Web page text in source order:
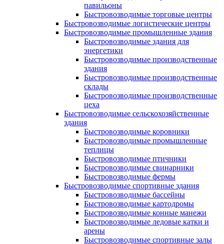
павильоны
Быстровозводимые торговые центры
Быстровозводимые логистические центры
Быстровозводимые промышленные здания
Быстровозводимые здания для
энергетики
Быстровозводимые производственные
здания
Быстровозводимые производственные
склады
Быстровозводимые производственные
цеха
Быстровозводимые сельскохозяйственные
здания
Быстровозводимые коровники
Быстровозводимые промышленные
теплицы
Быстровозводимые птичники
Быстровозводимые свинарники
Быстровозводимые фермы
Быстровозводимые спортивные здания
Быстровозводимые бассейны
Быстровозводимые картодромы
Быстровозводимые конные манежи
Быстровозводимые ледовые катки и
арены
Быстровозводимые спортивные залы